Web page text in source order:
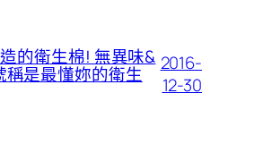
的衛生棉! 無異味&
稱是最懂妳的衛生
2016-
12-30